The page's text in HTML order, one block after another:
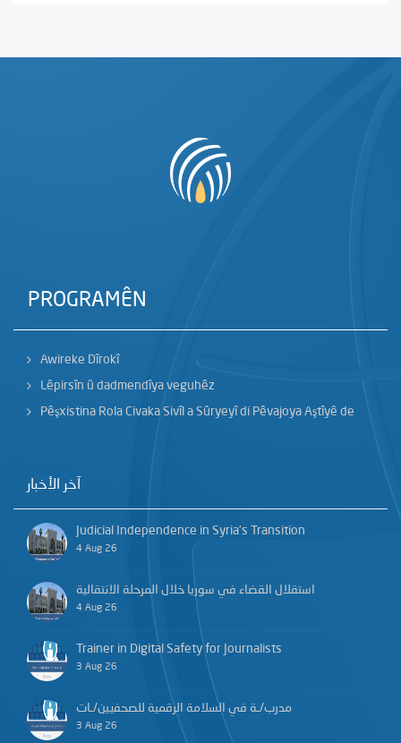
PROGRAMÊN
Awireke Dîrokî
Lêpirsîn û dadmendîya veguhêz
Pêşxistina Rola Civaka Sivîl a Sûryeyî di Pêvajoya Aştîyê de
آخر الأخبار
Judicial Independence in Syria’s Transition
4 Aug 26
استقلال القضاء في سوريا خلال المرحلة الانتقالية
4 Aug 26
Trainer in Digital Safety for Journalists
3 Aug 26
مدرب/ـة في السلامة الرقمية للصحفيين/ـات
3 Aug 26